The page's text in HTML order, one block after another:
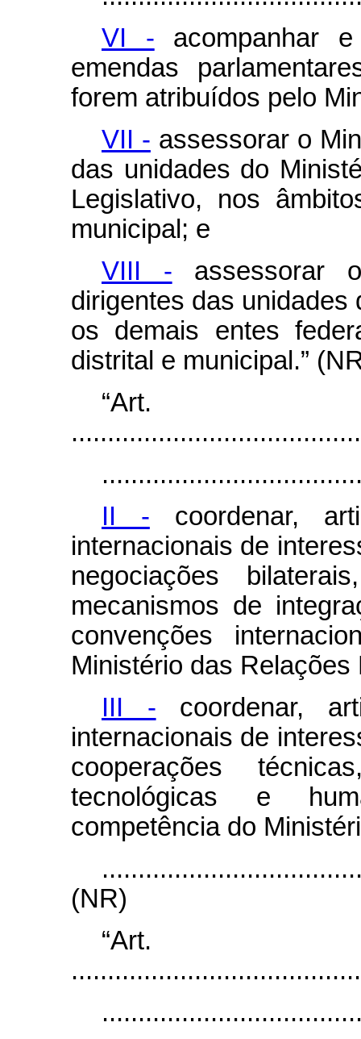
VI - acompanhar
emendas
forem atribuídos pelo
VII - assessorar o
das unidades do
Legislativo, nos
municipal; e
VIII - assessorar
dirigentes das
os demais entes
distrital e municipal.”
II - coordenar,
internacionais de
negociações
mecanismos de
convenções
Ministério das Relações
III - coordenar,
internacionais de
cooperações
tecnológicas e
competência do
(NR)